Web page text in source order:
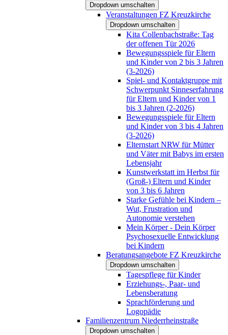
Dropdown umschalten
Veranstaltungen FZ Kreuzkirche
Dropdown umschalten
Kita Collenbachstraße: Tag
der offenen Tür 2026
Bewegungsspiele für Eltern
und Kinder von 2 bis 3 Jahren
(3-2026)
Spiel- und Kontaktgruppe mit
Schwerpunkt Sinneserfahrung
für Eltern und Kinder von 1
bis 3 Jahren (2-2026)
Bewegungsspiele für Eltern
und Kinder von 3 bis 4 Jahren
(3-2026)
Elternstart NRW für Mütter
und Väter mit Babys im ersten
Lebensjahr
Kunstwerkstatt im Herbst für
(Groß-) Eltern und Kinder
von 3 bis 6 Jahren
Starke Gefühle bei Kindern –
Wut, Frustration und
Autonomie verstehen
Mein Körper - Dein Körper
Psychosexuelle Entwicklung
bei Kindern
Beratungsangebote FZ Kreuzkirche
Dropdown umschalten
Tagespflege für Kinder
Erziehungs-, Paar- und
Lebensberatung
Sprachförderung und
Logopädie
Familienzentrum Niederrheinstraße
Dropdown umschalten